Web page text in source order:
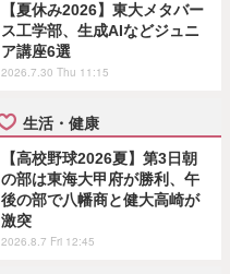
【夏休み2026】東大メタバー
ス工学部、生成AIなどジュニ
ア講座6選
2026.7.30 Thu 11:15
生活・健康
【高校野球2026夏】第3日朝
の部は東海大甲府が勝利、午
後の部で八幡商と健大高崎が
激突
2026.8.7 Fri 12:45